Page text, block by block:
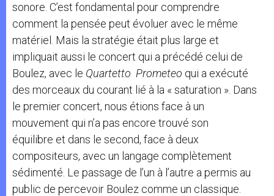
sonore. C’est fondamental pour comprendre
comment la pensée peut évoluer avec le même
matériel. Mais la stratégie était plus large et
impliquait aussi le concert qui a précédé celui de
Boulez, avec le Quartetto Prometeo qui a exécuté
des morceaux du courant lié à la « saturation ». Dans
le premier concert, nous étions face à un
mouvement qui n’a pas encore trouvé son
équilibre et dans le second, face à deux
compositeurs, avec un langage complètement
sédimenté. Le passage de l’un à l’autre a permis au
public de percevoir Boulez comme un classique.